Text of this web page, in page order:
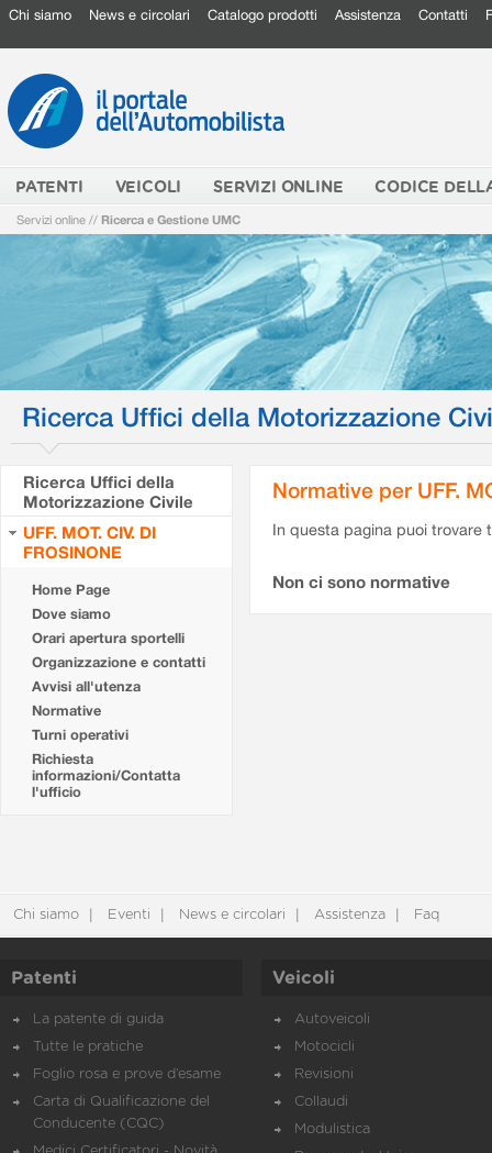
Chi siamo News e circolari Catalogo prodotti Assistenza Contatti
PATENTI VEICOLI SERVIZI ONLINE CODICE
Servizi online // Ricerca e Gestione UMC
Ricerca Uffici della Motorizzazione
Ricerca Uffici della
Motorizzazione Civile
UFF. MOT. CIV. DI
FROSINONE
Home Page
Dove siamo
Orari apertura sportelli
Organizzazione e contatti
Avvisi all'utenza
Normative
Turni operativi
Richiesta
informazioni/Contatta
l'ufficio
Normative per UFF.
In questa pagina puoi
Non ci sono normative
Chi siamo Eventi News e circolari Assistenza Faq
Patenti
La patente di guida
Tutte le pratiche
Foglio rosa e prove d’esame
Carta di Qualificazione del
Conducente (CQC)
Veicoli
Autoveicoli
Motocicli
Revisioni
Collaudi
Modulistica